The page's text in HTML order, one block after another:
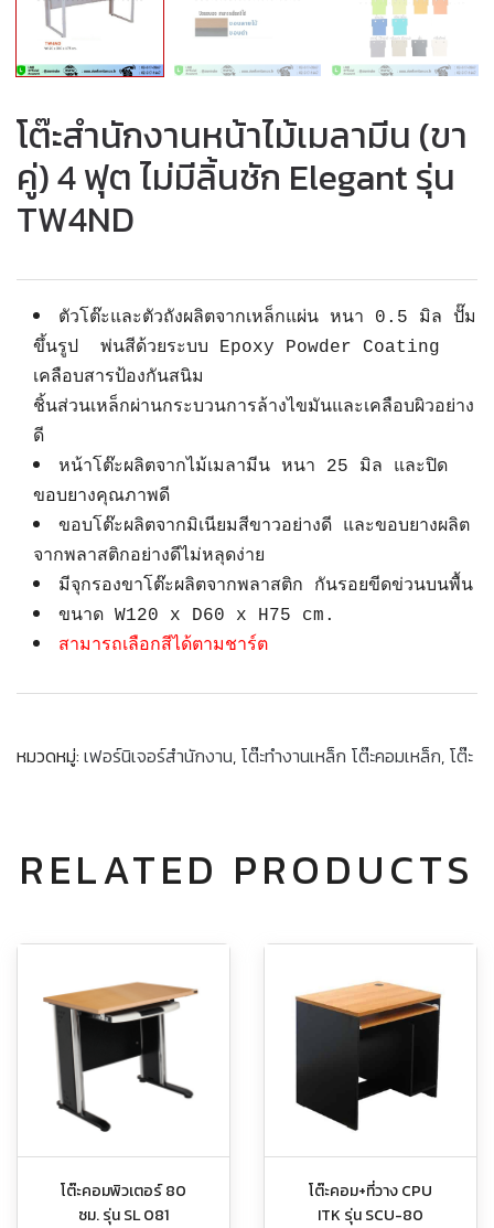
โต๊ะสำนักงานหน้าไม้เมลามีน (ขา
คู่) 4 ฟุต ไม่มีลิ้นชัก Elegant รุ่น
TW4ND
ตัวโต๊ะและตัวถังผลิตจากเหล็กแผ่น หนา 0.5 มิล ปั๊ม
ขึ้นรูป พ่นสีด้วยระบบ Epoxy Powder Coating
เคลือบสารป้องกันสนิม
ชิ้นส่วนเหล็กผ่านกระบวนการล้างไขมันและเคลือบผิวอย่าง
ดี
หน้าโต๊ะผลิตจากไม้เมลามีน หนา 25 มิล และปิด
ขอบยางคุณภาพดี
ขอบโต๊ะผลิตจากมิเนียมสีขาวอย่างดี และขอบยางผลิต
จากพลาสติกอย่างดีไม่หลุดง่าย
มีจุกรองขาโต๊ะผลิตจากพลาสติก กันรอยขีดข่วนบนพื้น
ขนาด W120 x D60 x H75 cm.
สามารถเลือกสีได้ตามชาร์ต
หมวดหมู่: เฟอร์นิเจอร์สำนักงาน, โต๊ะทำงานเหล็ก โต๊ะคอมเหล็ก, โต๊ะ
RELATED PRODUCTS
โต๊ะคอมพิวเตอร์ 80
ซม. รุ่น SL 081
โต๊ะคอม+ที่วาง CPU
ITK รุ่น SCU-80